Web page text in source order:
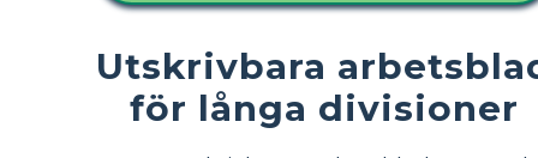
Utskrivbara
för långa divisioner